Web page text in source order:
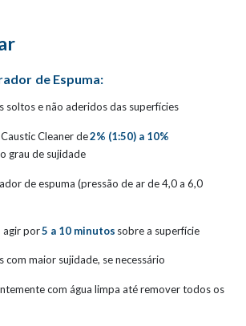
de Espuma:
soltos e não aderidos das superfícies
Cleaner de2% (1:50) a 10%
grau de sujidade
de espuma (pressão de ar de 4,0 a 6,0
agir por5 a 10 minutos sobre a superfície
com maior sujidade, se necessário
com água limpa até remover todos os